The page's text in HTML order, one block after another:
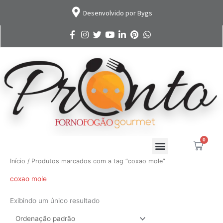
o
Desenvolvido por Bygs
0
Cart
Início / Produtos marcados com a tag “coxao mole”
coxao mole
Exibindo um único resultado